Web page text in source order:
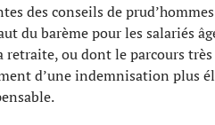
des conseils de
du barème pour les salariés
retraite, ou dont le parcours
d’une indemnisation plus